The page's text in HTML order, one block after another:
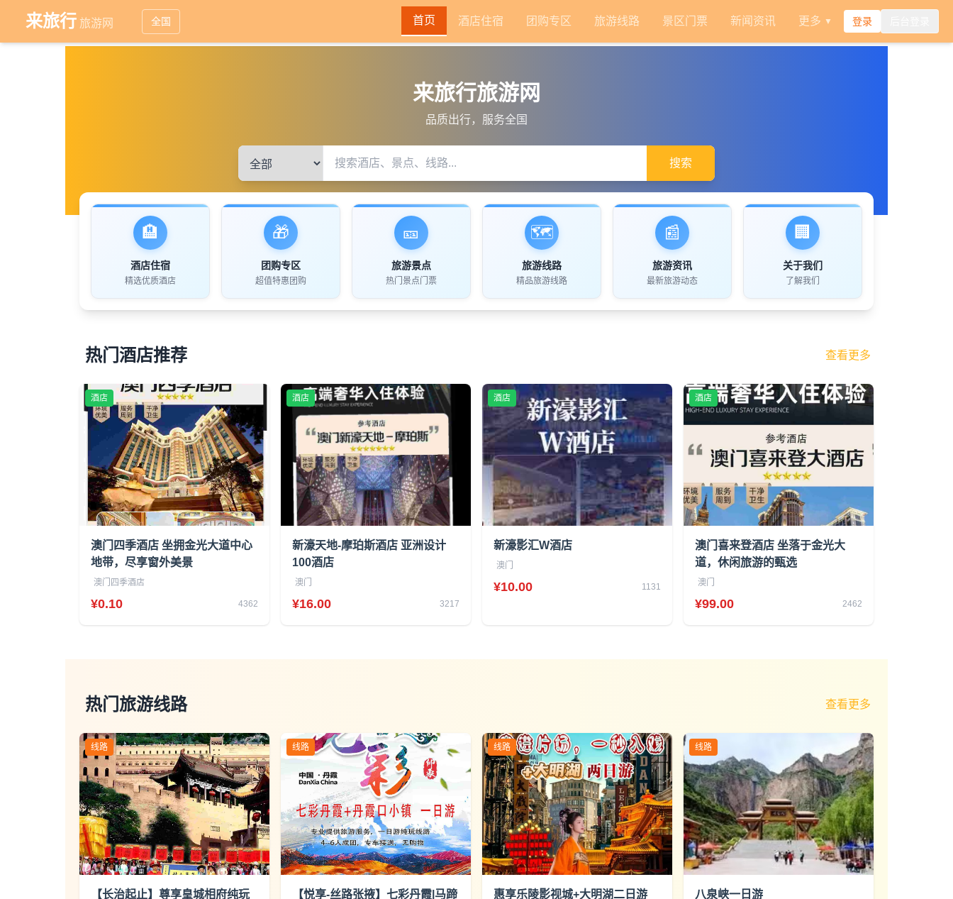
来旅行 旅游网 全国 首页 酒店住宿 团购专区 旅游线路 景区门票 新闻资讯 更多 ▼ 登录
来旅行旅游网
品质出行，服务全国
搜索
🏨
酒店住宿
精选优质酒店
🎁
团购专区
超值特惠团购
🎫
旅游景点
热门景点门票
🗺️
旅游线路
精品旅游线路
📰
旅游资讯
最新旅游动态
🏢
关于我们
了解我们
热门酒店推荐 查看更多
酒店
澳门四季酒店 坐拥金光大道中心
地带，尽享窗外美景
澳门四季酒店
¥0.10 4362
酒店
新濠天地-摩珀斯酒店 亚洲设计
100酒店
澳门
¥16.00 3217
酒店
新濠影汇W酒店
澳门
¥10.00 1131
酒店
澳门喜来登酒店 坐落于金光大
道，休闲旅游的甄选
澳门
¥99.00 2462
热门旅游线路 查看更多
线路
【长治起止】尊享皇城相府纯玩
线路
【悦享-丝路张掖】七彩丹霞|马蹄
线路
惠享乐陵影视城+大明湖二日游
线路
八泉峡一日游